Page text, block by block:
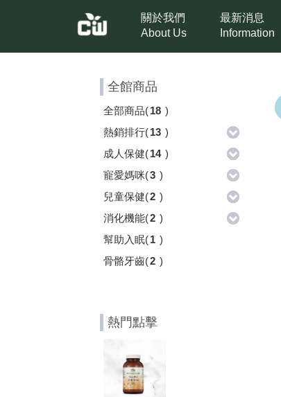
關於我們
About Us
最新消息
Information
全館商品
全部商品(18 )
熱銷排行(13 )
成人保健(14 )
寵愛媽咪(3 )
兒童保健(2 )
消化機能(2 )
幫助入眠(1 )
骨骼牙齒(2 )
熱門點擊